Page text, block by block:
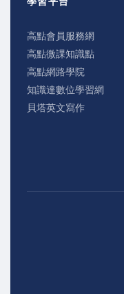
高點會員服務網
高點微課知識點
高點網路學院
知識達數位學習網
貝塔英文寫作